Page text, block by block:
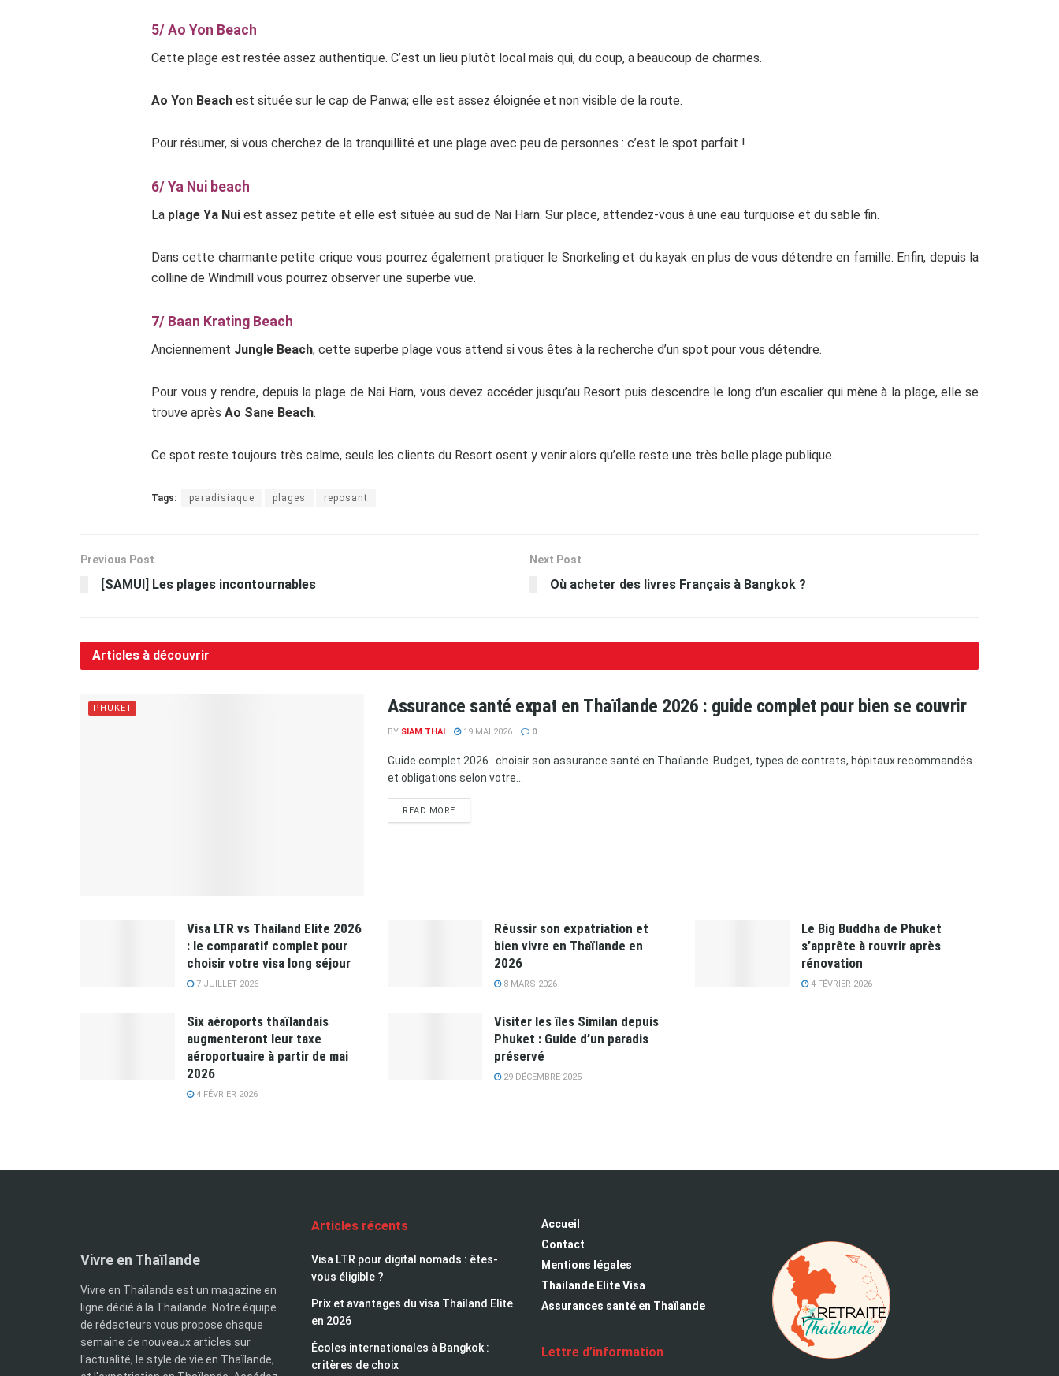
5/ Ao Yon Beach
Cette plage est restée assez authentique. C’est un lieu plutôt local mais qui, du coup, a beaucoup de charmes.
Ao Yon Beach est située sur le cap de Panwa; elle est assez éloignée et non visible de la route.
Pour résumer, si vous cherchez de la tranquillité et une plage avec peu de personnes : c’est le spot parfait !
6/ Ya Nui beach
La plage Ya Nui est assez petite et elle est située au sud de Nai Harn. Sur place, attendez-vous à une eau turquoise et du sable fin.
Dans cette charmante petite crique vous pourrez également pratiquer le Snorkeling et du kayak en plus de vous détendre en famille. Enfin, depuis la
colline de Windmill vous pourrez observer une superbe vue.
7/ Baan Krating Beach
Anciennement Jungle Beach, cette superbe plage vous attend si vous êtes à la recherche d’un spot pour vous détendre.
Pour vous y rendre, depuis la plage de Nai Harn, vous devez accéder jusqu’au Resort puis descendre le long d’un escalier qui mène à la plage, elle se
trouve après Ao Sane Beach.
Ce spot reste toujours très calme, seuls les clients du Resort osent y venir alors qu’elle reste une très belle plage publique.
Tags: paradisiaque plages reposant
Previous Post
[SAMUI] Les plages incontournables
Next Post
Où acheter des livres Français à Bangkok ?
Articles à découvrir
PHUKET Assurance santé expat en Thaïlande 2026 : guide complet pour bien se couvrir
BY SIAM THAI 19 MAI 2026 0
Guide complet 2026 : choisir son assurance santé en Thaïlande. Budget, types de contrats, hôpitaux recommandés
et obligations selon votre...
READ MORE
Visa LTR vs Thailand Elite 2026
: le comparatif complet pour
choisir votre visa long séjour
7 JUILLET 2026
Réussir son expatriation et
bien vivre en Thaïlande en
2026
8 MARS 2026
Le Big Buddha de Phuket
s’apprête à rouvrir après
rénovation
4 FÉVRIER 2026
Six aéroports thaïlandais
augmenteront leur taxe
aéroportuaire à partir de mai
2026
4 FÉVRIER 2026
Visiter les îles Similan depuis
Phuket : Guide d’un paradis
préservé
29 DÉCEMBRE 2025
Vivre en Thaïlande
Vivre en Thaïlande est un magazine en
ligne dédié à la Thaïlande. Notre équipe
de rédacteurs vous propose chaque
semaine de nouveaux articles sur
l'actualité, le style de vie en Thaïlande,
Articles récents
Visa LTR pour digital nomads : êtes-
vous éligible ?
Prix et avantages du visa Thailand Elite
en 2026
Écoles internationales à Bangkok :
critères de choix
Accueil
Contact
Mentions légales
Thailande Elite Visa
Assurances santé en Thaïlande
Lettre d’information